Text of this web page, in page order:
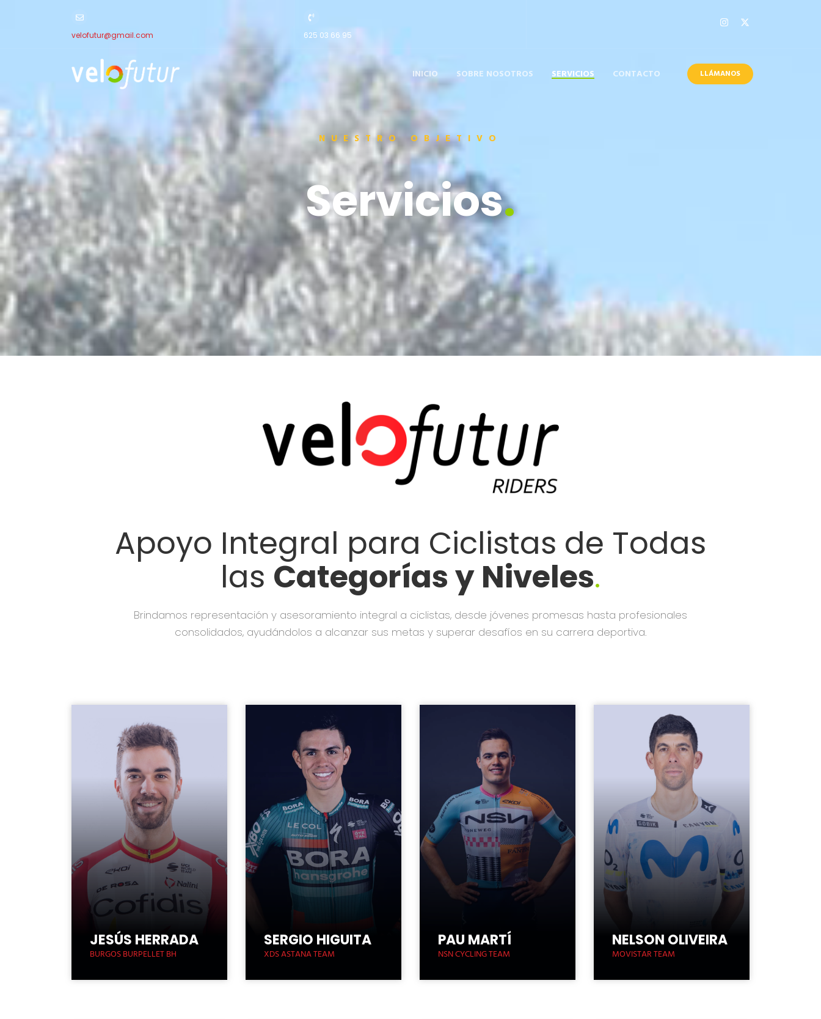
velofutur@gmail.com 625 03 66 95
INICIO SOBRE NOSOTROS SERVICIOS CONTACTO LLÁMANOS
NUESTRO OBJETIVO
Servicios.
Apoyo Integral para Ciclistas de Todas
las Categorías y Niveles.
Brindamos representación y asesoramiento integral a ciclistas, desde jóvenes promesas hasta profesionales
consolidados, ayudándolos a alcanzar sus metas y superar desafíos en su carrera deportiva.
JESÚS HERRADA
BURGOS BURPELLET BH
SERGIO HIGUITA
XDS ASTANA TEAM
PAU MARTÍ
NSN CYCLING TEAM
NELSON OLIVEIRA
MOVISTAR TEAM